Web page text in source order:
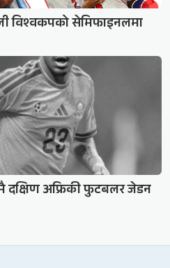
विश्वकपको सेमिफाइनलमा
अफ्रिकी फुटबलर जेडन